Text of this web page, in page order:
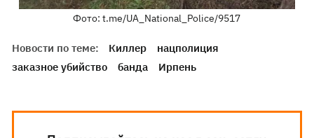
Фото: t.me/UA_National_Police/9517
Новости по теме: Киллер
нацполиция
заказное убийство
банда Ирпень